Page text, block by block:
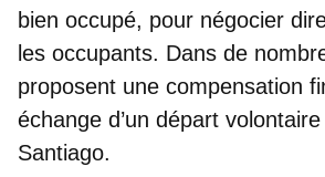
bien occupé, pour négocier
les occupants. Dans de
proposent une compensation
échange d’un départ
Santiago.